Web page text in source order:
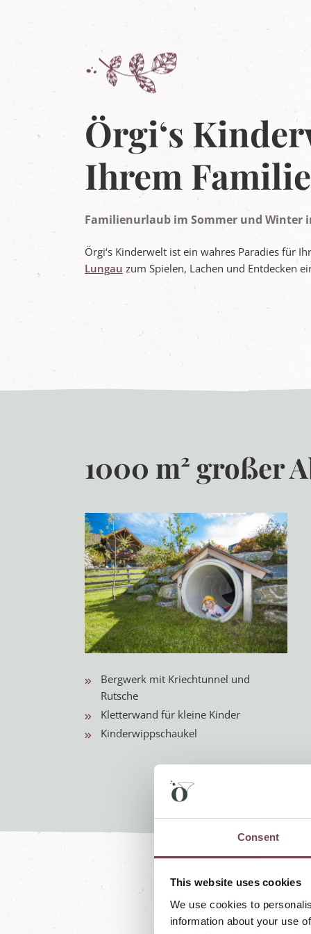
Consent
This website uses cookies
We use cookies to
information about your use
n
g
Örgi‘s
Ihrem
Familienurlaub im Sommer und Winter
Örgi‘s Kinderwelt ist ein wahres Paradies für
Lungau zum Spielen, Lachen und Entdecken
1000 m² großer
Bergwerk mit Kriechtunnel und
Rutsche
Kletterwand für kleine Kinder
Kinderwippschaukel